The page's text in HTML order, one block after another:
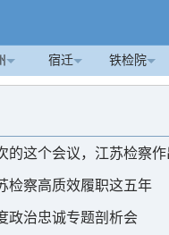
宿迁 铁检院
的这个会议，江苏检察
检察高质效履职这五年
政治忠诚专题剖析会